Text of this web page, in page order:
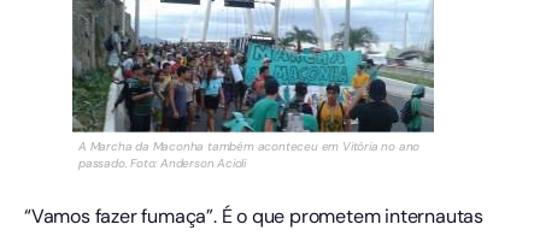
A Marcha da Maconha também aconteceu em Vitória no ano
passado. Foto: Anderson Acioli
“Vamos fazer fumaça”. É o que prometem internautas